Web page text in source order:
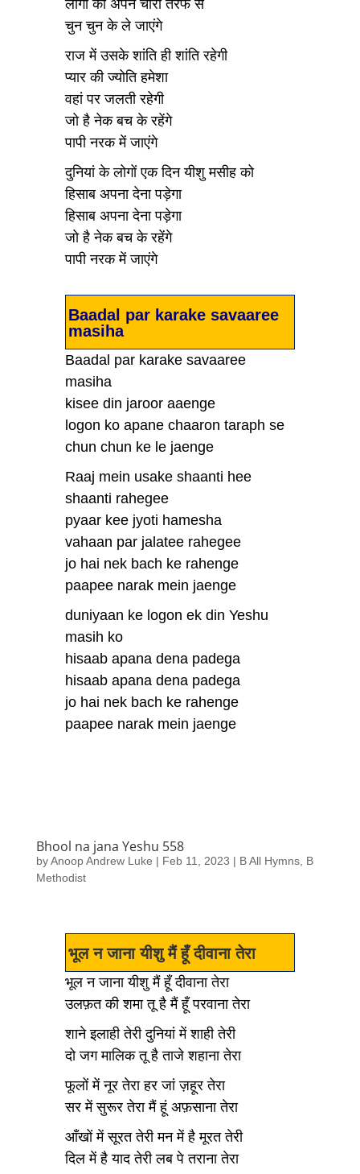
लोगों को अपने चारों तरफ से
चुन चुन के ले जाएंगे
राज में उसके शांति ही शांति रहेगी
प्यार की ज्योति हमेशा
वहां पर जलती रहेगी
जो है नेक बच के रहेंगे
पापी नरक में जाएंगे
दुनियां के लोगों एक दिन यीशु मसीह को
हिसाब अपना देना पड़ेगा
हिसाब अपना देना पड़ेगा
जो है नेक बच के रहेंगे
पापी नरक में जाएंगे
Baadal par karake savaaree
masiha
Baadal par karake savaaree
masiha
kisee din jaroor aaenge
logon ko apane chaaron taraph se
chun chun ke le jaenge
Raaj mein usake shaanti hee
shaanti rahegee
pyaar kee jyoti hamesha
vahaan par jalatee rahegee
jo hai nek bach ke rahenge
paapee narak mein jaenge
duniyaan ke logon ek din Yeshu
masih ko
hisaab apana dena padega
hisaab apana dena padega
jo hai nek bach ke rahenge
paapee narak mein jaenge
Bhool na jana Yeshu 558
byAnoop Andrew Luke | Feb 11, 2023 | B All Hymns, B
Methodist
भूल न जाना यीशु मैं हूँ दीवाना तेरा
भूल न जाना यीशु मैं हूँ दीवाना तेरा
उलफ़त की शमा तू है मैं हूँ परवाना तेरा
शाने इलाही तेरी दुनियां में शाही तेरी
दो जग मालिक तू है ताजे शहाना तेरा
फूलों में नूर तेरा हर जां ज़हूर तेरा
सर में सुरूर तेरा मैं हूं अफ़साना तेरा
आँखों में सूरत तेरी मन में है मूरत तेरी
दिल में है याद तेरी लब पे तराना तेरा